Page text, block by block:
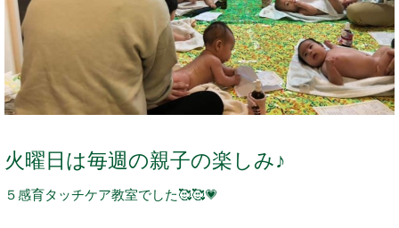
火曜日は毎週の親子の楽しみ♪
５感育タッチケア教室でした🥰🥰💗